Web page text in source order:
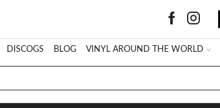
DISCOGS BLOG VINYL AROUND THE WORLD
SEARCH
INPUT